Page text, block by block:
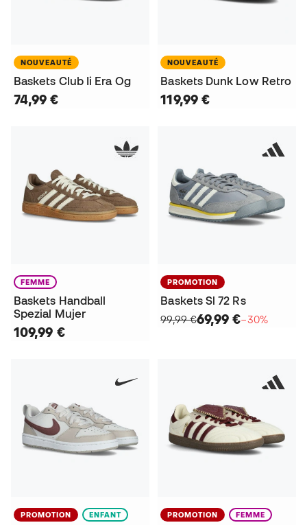
NOUVEAUTÉ
Baskets Club Ii Era Og
74,99 €
NOUVEAUTÉ
Baskets Dunk Low Retro
119,99 €
FEMME
Baskets Handball
Spezial Mujer
109,99 €
PROMOTION
Baskets Sl 72 Rs
99,99 €69,99 €−30%
PROMOTION ENFANT PROMOTION FEMME